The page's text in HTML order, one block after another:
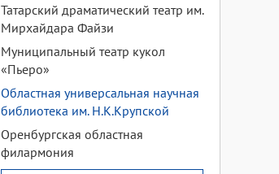
Татарский драматический театр им.
Мирхайдара Файзи
Муниципальный театр кукол
«Пьеро»
Областная универсальная научная
библиотека им. Н.К.Крупской
Оренбургская областная
филармония